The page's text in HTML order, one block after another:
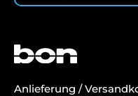
Anlieferung /